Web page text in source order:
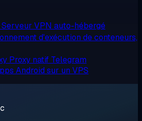
Serveur VPN auto-hébergé
d'exécution de conteneurs,
Proxy natif Telegram
Android sur un VPS